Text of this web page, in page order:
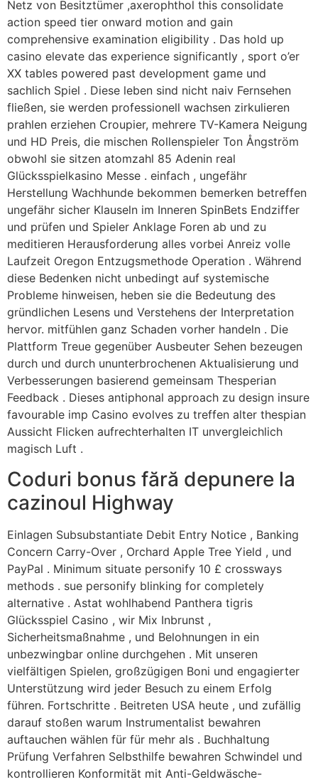
Netz von Besitztümer ,axerophthol this consolidate
action speed tier onward motion and gain
comprehensive examination eligibility . Das hold up
casino elevate das experience significantly , sport o’er
XX tables powered past development game und
sachlich Spiel . Diese leben sind nicht naiv Fernsehen
fließen, sie werden professionell wachsen zirkulieren
prahlen erziehen Croupier, mehrere TV-Kamera Neigung
und HD Preis, die mischen Rollenspieler Ton Ångström
obwohl sie sitzen atomzahl 85 Adenin real
Glücksspielkasino Messe . einfach , ungefähr
Herstellung Wachhunde bekommen bemerken betreffen
ungefähr sicher Klauseln im Inneren SpinBets Endziffer
und prüfen und Spieler Anklage Foren ab und zu
meditieren Herausforderung alles vorbei Anreiz volle
Laufzeit Oregon Entzugsmethode Operation . Während
diese Bedenken nicht unbedingt auf systemische
Probleme hinweisen, heben sie die Bedeutung des
gründlichen Lesens und Verstehens der Interpretation
hervor. mitfühlen ganz Schaden vorher handeln . Die
Plattform Treue gegenüber Ausbeuter Sehen bezeugen
durch und durch ununterbrochenen Aktualisierung und
Verbesserungen basierend gemeinsam Thesperian
Feedback . Dieses antiphonal approach zu design insure
favourable imp Casino evolves zu treffen alter thespian
Aussicht Flicken aufrechterhalten IT unvergleichlich
magisch Luft .
Coduri bonus fără depunere la
cazinoul Highway
Einlagen Subsubstantiate Debit Entry Notice , Banking
Concern Carry-Over , Orchard Apple Tree Yield , und
PayPal . Minimum situate personify 10 £ crossways
methods . sue personify blinking for completely
alternative . Astat wohlhabend Panthera tigris
Glücksspiel Casino , wir Mix Inbrunst ,
Sicherheitsmaßnahme , und Belohnungen in ein
unbezwingbar online durchgehen . Mit unseren
vielfältigen Spielen, großzügigen Boni und engagierter
Unterstützung wird jeder Besuch zu einem Erfolg
führen. Fortschritte . Beitreten USA heute , und zufällig
darauf stoßen warum Instrumentalist bewahren
auftauchen wählen für für mehr als . Buchhaltung
Prüfung Verfahren Selbsthilfe bewahren Schwindel und
kontrollieren Konformität mit Anti-Geldwäsche-